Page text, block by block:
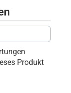
Produkt